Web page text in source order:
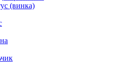
(винка)